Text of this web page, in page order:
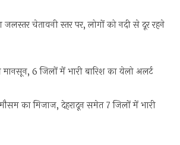
जलस्तर चेतावनी स्तर पर, लोगों को नदी से दूर रहने
मानसून, 6 जिलों में भारी बारिश का येलो अलर्ट
का मिजाज, देहरादून समेत 7 जिलों में भारी